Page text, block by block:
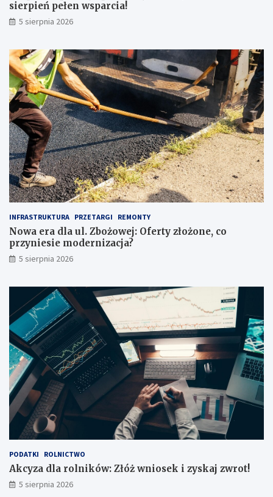
a
c
w
r
ó
c
i
ć
u
w
a
g
ę
p
r
e
d
z
a
p
m
?
r
p
ń
p
e
ł
e
n
w
s
p
a
r
c
i
!
sierpień pełen wsparcia!
5 sierpnia 2026
INFRASTRUKTURA PRZETARGI REMONTY
Nowa era dla ul. Zbożowej: Oferty złożone, co
przyniesie modernizacja?
5 sierpnia 2026
PODATKI ROLNICTWO
Akcyza dla rolników: Złóż wniosek i zyskaj zwrot!
5 sierpnia 2026